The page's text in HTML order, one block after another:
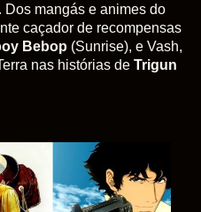
mangás e animes do
caçador de recompensas
Bebop (Sunrise), e Vash,
nas histórias de Trigun